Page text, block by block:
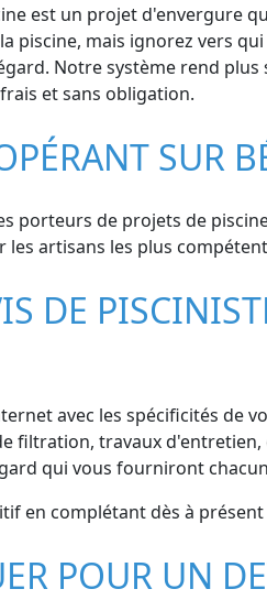
est un projet d'envergure
piscine, mais ignorez vers
Notre système rend
et sans obligation.
SUR
porteurs de projets de
artisans les plus
DE
avec les spécificités de
filtration, travaux
qui vous fourniront
en complétant dès à
POUR UN